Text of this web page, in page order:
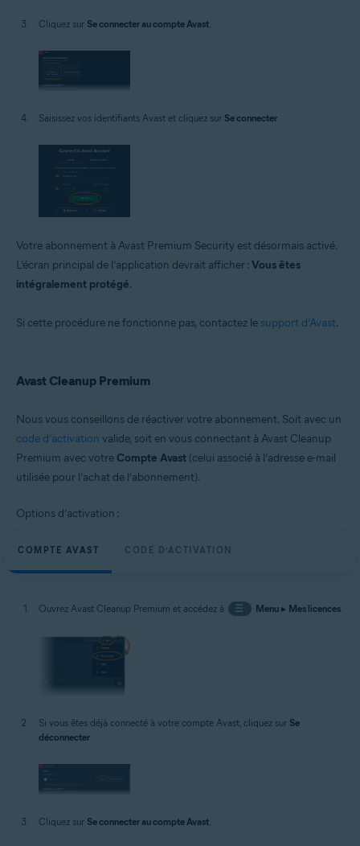
Cliquez sur Se connecter au compte Avast.
Saisissez vos identifiants Avast et cliquez sur Se connecter.
Votre abonnement à Avast Premium Security est désormais activé.
L’écran principal de l’application devrait afficher : Vous êtes
intégralement protégé.
Si cette procédure ne fonctionne pas, contactez le support d’Avast.
Avast Cleanup Premium
Nous vous conseillons de réactiver votre abonnement. Soit avec un
code d’activation valide, soit en vous connectant à Avast Cleanup
Premium avec votre Compte Avast (celui associé à l’adresse e-mail
utilisée pour l’achat de l’abonnement).
Options d’activation :
COMPTE AVAST CODE D’ACTIVATION
Ouvrez Avast Cleanup Premium et accédez à ☰ Menu▸ Mes licences.
Si vous êtes déjà connecté à votre compte Avast, cliquez sur Se
déconnecter
Cliquez sur Se connecter au compte Avast.